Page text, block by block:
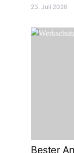
23. Juli 2026
Bester